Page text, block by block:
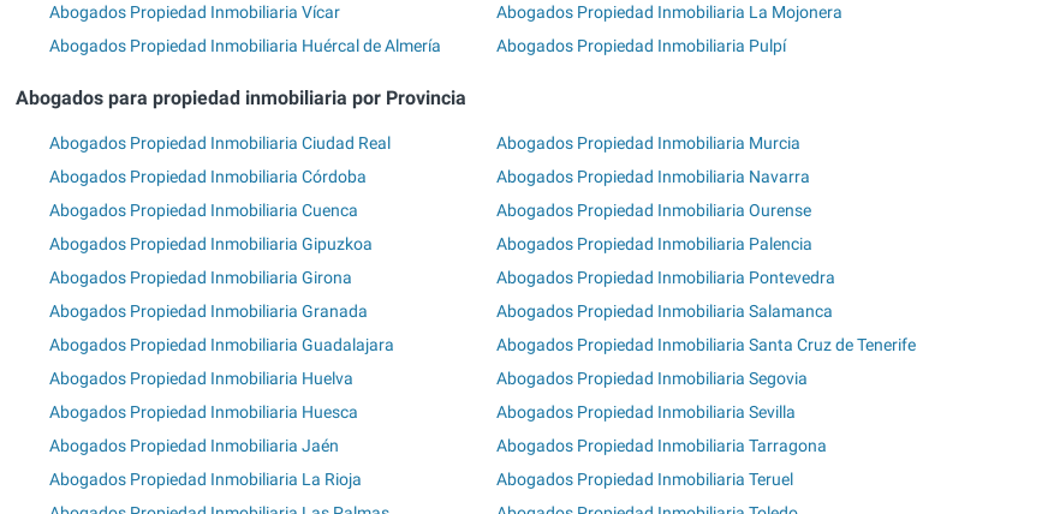
Abogados Propiedad Inmobiliaria Vícar
Abogados Propiedad Inmobiliaria Huércal de Almería
Abogados Propiedad Inmobiliaria La Mojonera
Abogados Propiedad Inmobiliaria Pulpí
Abogados para propiedad inmobiliaria por Provincia
Abogados Propiedad Inmobiliaria Ciudad Real
Abogados Propiedad Inmobiliaria Córdoba
Abogados Propiedad Inmobiliaria Cuenca
Abogados Propiedad Inmobiliaria Gipuzkoa
Abogados Propiedad Inmobiliaria Girona
Abogados Propiedad Inmobiliaria Granada
Abogados Propiedad Inmobiliaria Guadalajara
Abogados Propiedad Inmobiliaria Huelva
Abogados Propiedad Inmobiliaria Huesca
Abogados Propiedad Inmobiliaria Jaén
Abogados Propiedad Inmobiliaria La Rioja
Abogados Propiedad Inmobiliaria Murcia
Abogados Propiedad Inmobiliaria Navarra
Abogados Propiedad Inmobiliaria Ourense
Abogados Propiedad Inmobiliaria Palencia
Abogados Propiedad Inmobiliaria Pontevedra
Abogados Propiedad Inmobiliaria Salamanca
Abogados Propiedad Inmobiliaria Santa Cruz de Tenerife
Abogados Propiedad Inmobiliaria Segovia
Abogados Propiedad Inmobiliaria Sevilla
Abogados Propiedad Inmobiliaria Tarragona
Abogados Propiedad Inmobiliaria Teruel